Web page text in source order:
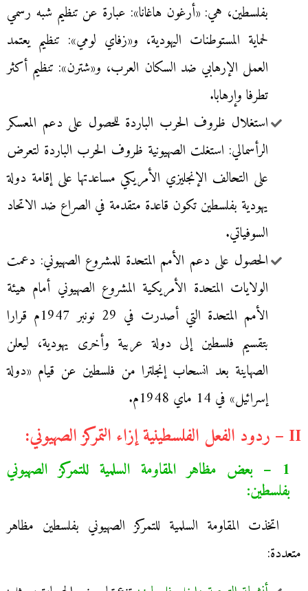
بفلسطين، هي: «أرغون هاغانا»: عبارة عن تنظيم شبه رسمي
لحماية المستوطنات اليهودية، و«زفاي لومي»: تنظيم يعتمد
العمل الإرهابي ضد السكان العرب، و«شترن»: تنظيم أكثر
تطرفا وإرهابا.
استغلال ظروف الحرب الباردة للحصول على دعم المعسكر
الرأسمالي: استغلت الصهيونية ظروف الحرب الباردة لتعرض
على التحالف الإنجليزي الأمريكي مساعدتها على إقامة دولة
يهودية بفلسطين تكون قاعدة متقدمة في الصراع ضد الاتحاد
السوفياتي.
الحصول على دعم الأمم المتحدة للمشروع الصهيوني: دعمت
الولايات المتحدة الأمريكية المشروع الصهيوني أمام هيئة
الأمم المتحدة التي أصدرت في 29 نونبر 1947م قرارا
بتقسيم فلسطين إلى دولة عربية وأخرى يهودية، ليعلن
الصهاينة بعد انسحاب إنجلترا من فلسطين عن قيام «دولة
إسرائيل» في 14 ماي 1948م.
II – ردود الفعل الفلسطينية إزاء التمركز الصهيوني:
1 – بعض مظاهر المقاومة السلمية للتمركز الصهيوني
بفلسطين:
اتخذت المقاومة السلمية للتمركز الصهيوني بفلسطين مظاهر
متعددة: